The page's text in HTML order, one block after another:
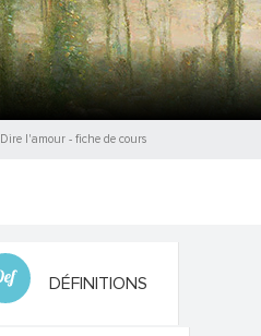
Dire l'amour - fiche de cours
DÉFINITIONS